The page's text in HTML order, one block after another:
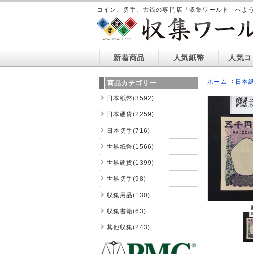
コイン、切手、古銭の専門店「収集ワールド」へよ
新着商品 人気紙幣 人気
ホーム 日本
商品カテゴリー
日本紙幣(3592)
日本硬貨(2259)
日本切手(716)
世界紙幣(1566)
世界硬貨(1399)
世界切手(98)
収集用品(130)
収集書籍(63)
其他収集(243)